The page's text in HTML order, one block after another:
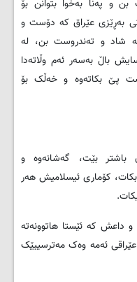
بن و پەنا بەخوا بتوانن بۆ
بەڕێزی عێراق کە دۆست و
شاد و تەندروست بن، لە
باڵ بەسەر ئەم وڵاتەدا
پێ بکاتەوە و خەڵک بۆ
باشتر بێت، گەشانەوە و
کۆماری ئیسلامیش هەر
و داعش کە ئێستا هاتوونەتە
عێراقی ئەمە وەک مەترسییێک